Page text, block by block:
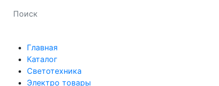
Главная
Каталог
Светотехника
Электро товары